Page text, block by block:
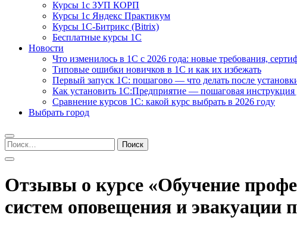
Курсы 1с ЗУП КОРП
Курсы 1с Яндекс Практикум
Курсы 1С-Битрикс (Bitrix)
Бесплатные курсы 1С
Новости
Что изменилось в 1С с 2026 года: новые требования,
Типовые ошибки новичков в 1С и как их избежать
Первый запуск 1С: пошагово — что делать после
Как установить 1С:Предприятие — пошаговая
Сравнение курсов 1С: какой курс выбрать в 2026 году
Выбрать город
Найти:
Отзывы о курсе «Обучение
систем оповещения и эвакуации